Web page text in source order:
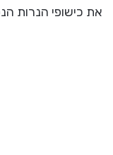
את כישופי הנרות